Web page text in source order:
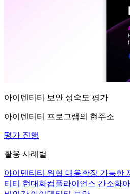
아이덴티티 보안 성숙도 평가
아이덴티티 프로그램의 현주소
평가 진행
활용 사례별
아이덴티티 위협 대응확장 가능한
티티 현대화컴플라이언스 간소화